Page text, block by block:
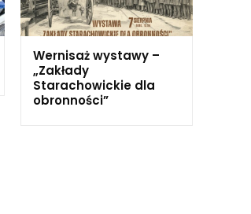
Wernisaż wystawy –
„Zakłady
Starachowickie dla
obronności”